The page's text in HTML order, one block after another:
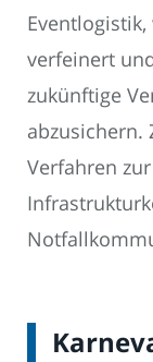
verfeinert
zukünftige
abzusichern.
Verfahren